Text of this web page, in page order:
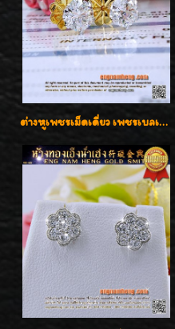
ต่างหูเพชรเม็ดเดี่ยว เพชรเบลเยี่ยมคัท น้ำ 96 H-Color/IF & VVS2/3EX น้ำหนักเพชรรวม 1.83 กะรัต พร้อมใบเซอร์ LAB GIA & HRD เพชรสวยปิ๊ง ราคาขายส่งค่ะ